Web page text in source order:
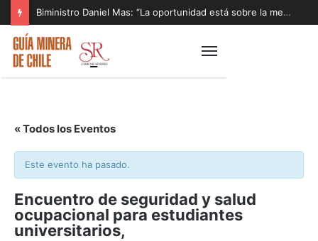
Biministro Daniel Mas: “La oportunidad está sobre la mesa y tenemos que aprovecharla”
« Todos los Eventos
Este evento ha pasado.
Encuentro de seguridad y salud
ocupacional para estudiantes
universitarios,